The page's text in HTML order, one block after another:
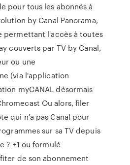
pour tous les abonnés à
by Canal Panorama,
permettant l'accès à toutes
couverts par TV by Canal,
ou une
(via l'application
myCANAL désormais
Ou alors, filer
qui n'a pas Canal pour
sur sa TV depuis
? +1 ou formulé
de son abonnement